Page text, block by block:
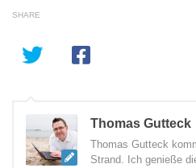
SHARE
Thomas Gutteck
Thomas Gutteck
Strand. Ich genieße